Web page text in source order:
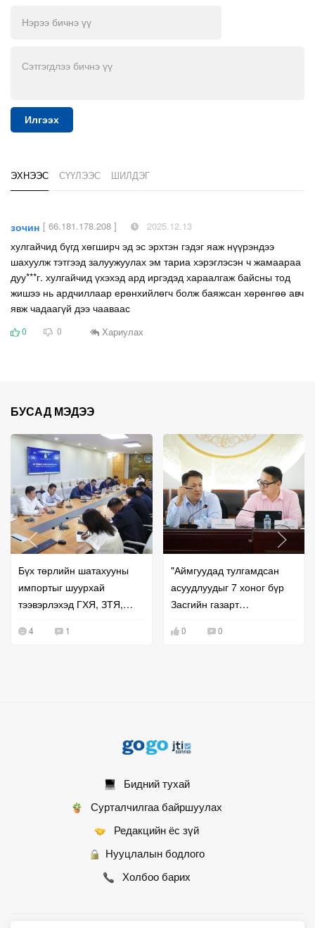
Илгээх
ЭХНЭЭС СҮҮЛЭЭС ШИЛДЭГ
зочин [ 66.181.178.208 ] 2025.12.13
хулгайчид бүгд хөгширч эд эс эрхтэн гэдэг яаж нүүрэндээ
шахуулж тэтгээд залуужуулах эм тариа хэрэглэсэн ч жамаараа
дуу***г. хулгайчид үхэхэд ард иргэдэд хараалгаж байсны тод
жишээ нь ардчиллаар ерөнхийлөгч болж баяжсан хөрөнгөө авч
явж чадаагүй дээ чааваас
0 0 Хариулах
БУСАД МЭДЭЭ
Бүх төрлийн шатахууны
импортыг шуурхай
тээвэрлэхэд ГХЯ, ЗТЯ,
4 1
"Аймгуудад тулгамдсан
асуудлуудыг 7 хоног бүр
Засгийн газарт
шийдвэрлүүлнэ"
0 0
Бидний тухай
Сурталчилгаа байршуулах
Редакцийн ёс зүй
Нууцлалын бодлого
Холбоо барих